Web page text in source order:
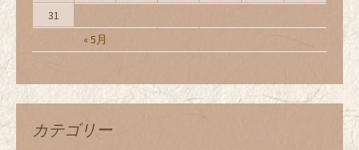
« 5月
31
カテゴリー